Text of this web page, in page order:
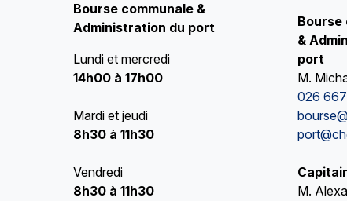
Bourse communale &
Administration du port
Lundi et mercredi
14h00 à 17h00
Mardi et jeudi
8h30 à 11h30
Vendredi
8h30 à 11h30
Bourse
&
port
M.
026 667
M.